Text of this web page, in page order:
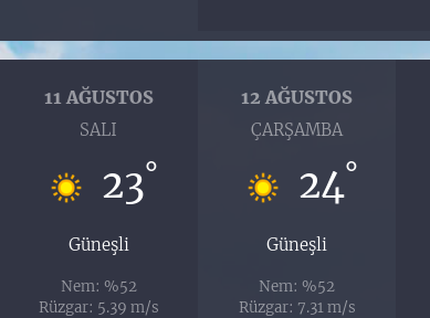
11 AĞUSTOS
SALI
23°
Güneşli
Nem: %52
Rüzgar: 5.39 m/s
12 AĞUSTOS
ÇARŞAMBA
24°
Güneşli
Nem: %52
Rüzgar: 7.31 m/s